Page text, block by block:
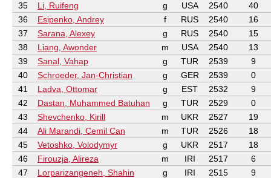
35
Li, Ruifeng g USA 2540
40
36
Esipenko, Andrey f RUS 2540
16
37
Sarana, Alexey g RUS 2540
15
38
Liang, Awonder m USA 2540
13
39
Sanal, Vahap g TUR 2539
9
40
Schroeder, Jan-Christian g GER 2539
0
41
Ladva, Ottomar g EST 2532
9
42
Dastan, Muhammed Batuhan g TUR 2529
0
43
Shevchenko, Kirill m UKR 2527
19
44
Ali Marandi, Cemil Can m TUR 2526
18
45
Vetoshko, Volodymyr g UKR 2517
18
46
Firouzja, Alireza m IRI 2517
6
47
Lorparizangeneh, Shahin g IRI 2515
9